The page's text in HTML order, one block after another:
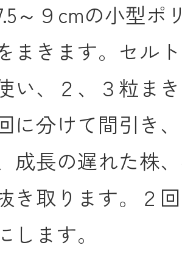
～９cmの小型ポ
まきます。セル
い、２、３粒ま
に分けて間引き
成長の遅れた株
き取ります。２
します。